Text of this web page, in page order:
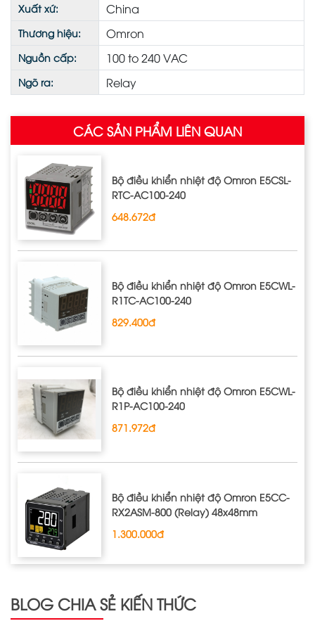
Xuất xứ: China
Thương hiệu: Omron
Nguồn cấp: 100 to 240 VAC
Ngõ ra: Relay
CÁC SẢN PHẨM LIÊN QUAN
Bộ điều khiển nhiệt độ Omron E5CSL‐
RTC‐AC100‐240
648.672đ
Bộ điều khiển nhiệt độ Omron E5CWL‐
R1TC‐AC100‐240
829.400đ
Bộ điều khiển nhiệt độ Omron E5CWL‐
R1P‐AC100‐240
871.972đ
Bộ điều khiển nhiệt độ Omron E5CC-
RX2ASM-800 (Relay) 48x48mm
1.300.000đ
BLOG CHIA SẺ KIẾN THỨC